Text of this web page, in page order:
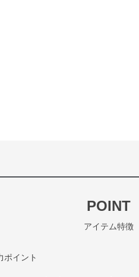
POINT
アイテム特徴
ポイント